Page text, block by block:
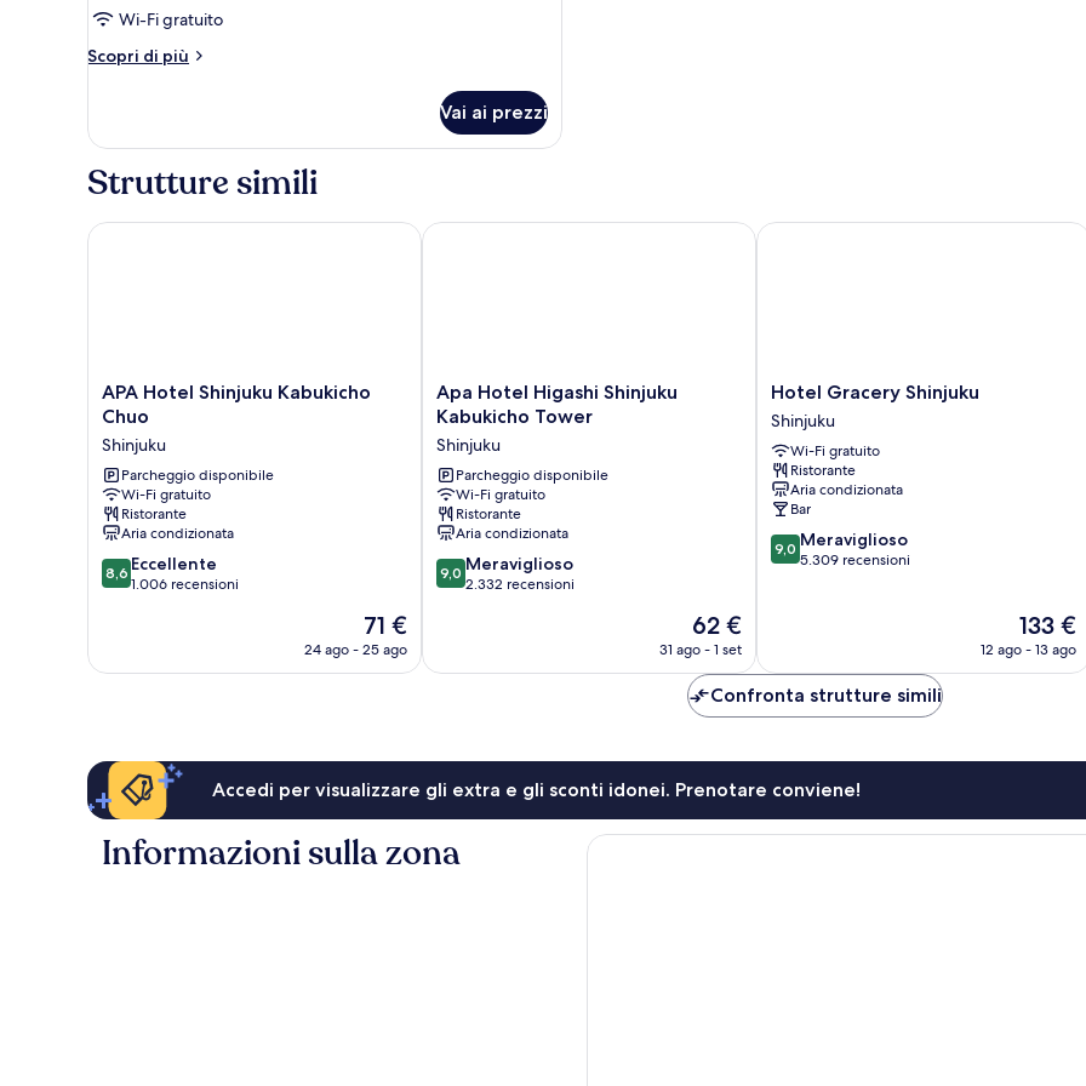
letti
singoli,
(27th
floor)
Wi-Fi gratuito
Scopri di più
Altri
Deluxe
2
singoli,
Vai ai prezzi
Strutture simili
APA
Hotel
Kabukicho
Chuo
Shinjuku
APA Hotel Shinjuku Kabukicho
Chuo
Shinjuku
Parcheggio disponibile
Wi-Fi gratuito
Ristorante
Aria condizionata
8.6
su
recensioni
8,6 Eccellente
1.006 recensioni
Il
prezzo
attuale
71 €
24 ago - 25 ago
APA Hotel Shinjuku Kabukicho Chuo
Apa
Hotel
Shinjuku
Kabukicho
Tower
Shinjuku
Apa Hotel Higashi Shinjuku
Kabukicho Tower
Shinjuku
Parcheggio disponibile
Wi-Fi gratuito
Ristorante
Aria condizionata
9.0
su
recensioni
9,0 Meraviglioso
2.332 recensioni
Il
prezzo
è
62 €
62 €
31 ago - 1 set
Apa Hotel Higashi Shinjuku Kabukicho Tower
Hotel
Gracery
Shinjuku
Shinjuku
Hotel Gracery Shinjuku
Shinjuku
Wi-Fi gratuito
Ristorante
Aria condizionata
Bar
9.0
su
9,0 Meraviglioso
5.309 recensioni
Il
prezzo
attuale
133 €
12 ago - 13 ago
Hotel Gracery Shinjuku
Confronta strutture simili
Accedi per visualizzare gli extra e gli sconti idonei. Prenotare conviene!
Informazioni sulla zona